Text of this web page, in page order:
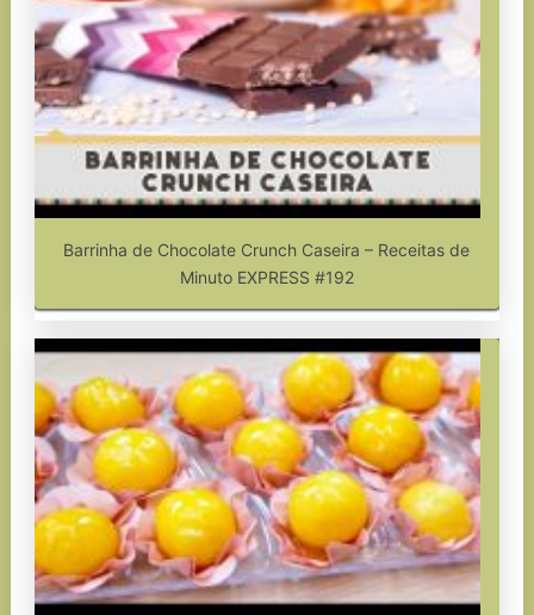
Barrinha de Chocolate Crunch Caseira – Receitas de
Minuto EXPRESS #192